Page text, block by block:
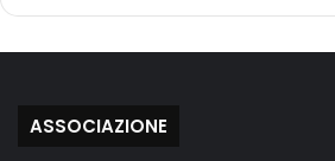
ASSOCIAZIONE